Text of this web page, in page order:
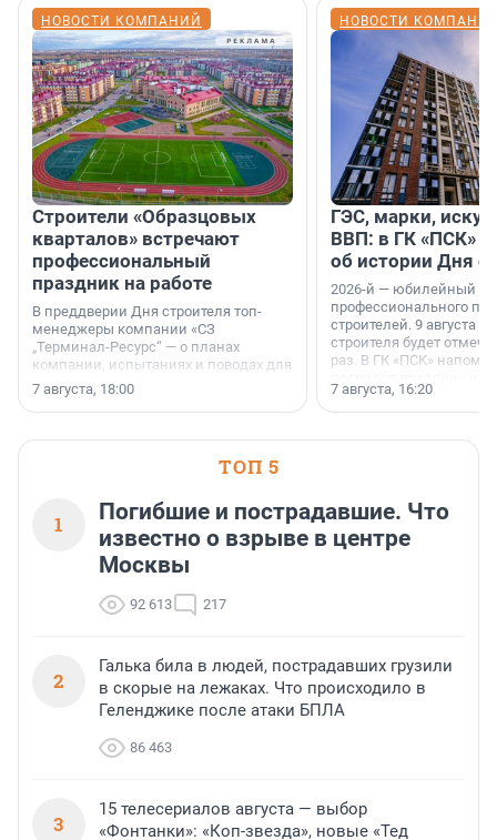
НОВОСТИ КОМПАНИЙ
Строители «Образцовых
кварталов» встречают
профессиональный
праздник на работе
В преддверии Дня строителя топ-
менеджеры компании «СЗ
„Терминал-Ресурс“ — о планах
компании, испытаниях и поводах для
осторожного оптимизма.
7 августа, 18:00
НОВОСТИ
ГЭС, марки,
ВВП: в ГК «ПСК»
об истории Дня
2026-й — юбилейный
профессионального
строителей. 9 августа
строителя будет
раз. В ГК «ПСК»
поменялась роль
7 августа, 16:20
ТОП 5
1
Погибшие и пострадавшие. Что
известно о взрыве в центре
Москвы
92 613 217
2
Галька била в людей, пострадавших грузили
в скорые на лежаках. Что происходило в
Геленджике после атаки БПЛА
86 463
3
15 телесериалов августа — выбор
«Фонтанки»: «Коп-звезда», новые «Тед